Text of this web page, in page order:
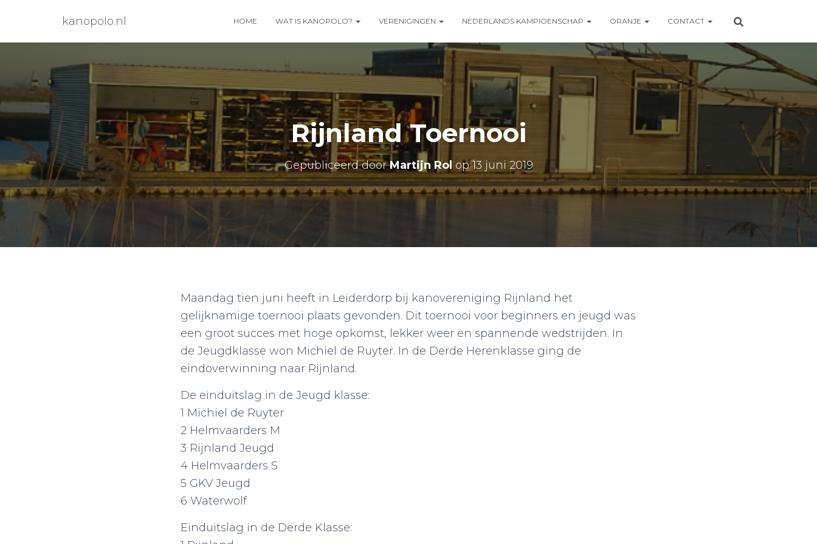
kanopolo.nl HOME WAT IS KANOPOLO? VERENIGINGEN NEDERLANDS KAMPIOENSCHAP ORANJE CONTACT
Rijnland Toernooi
Gepubliceerd doorMartijn Rol op13 juni 2019
Maandag tien juni heeft in Leiderdorp bij kanovereniging Rijnland het
gelijknamige toernooi plaats gevonden. Dit toernooi voor beginners en jeugd was
een groot succes met hoge opkomst, lekker weer en spannende wedstrijden. In
de Jeugdklasse won Michiel de Ruyter. In de Derde Herenklasse ging de
eindoverwinning naar Rijnland.
De einduitslag in de Jeugd klasse:
1 Michiel de Ruyter
2 Helmvaarders M
3 Rijnland Jeugd
4 Helmvaarders S
5 GKV Jeugd
6 Waterwolf
Einduitslag in de Derde Klasse: